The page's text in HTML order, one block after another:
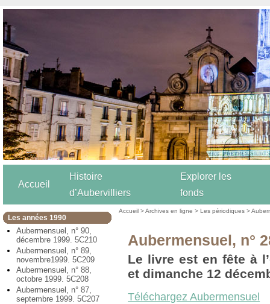
Accueil
Histoire
d’Aubervilliers
Explorer les
fonds
Les années 1990
Aubermensuel, n° 90,
décembre 1999. 5C210
Aubermensuel, n° 89,
novembre1999. 5C209
Aubermensuel, n° 88,
octobre 1999. 5C208
Aubermensuel, n° 87,
septembre 1999. 5C207
Accueil >Archives en ligne >Les périodiques >
Aubermensuel, n°
Le livre est en fête à
et dimanche 12
Téléchargez Aubermensuel